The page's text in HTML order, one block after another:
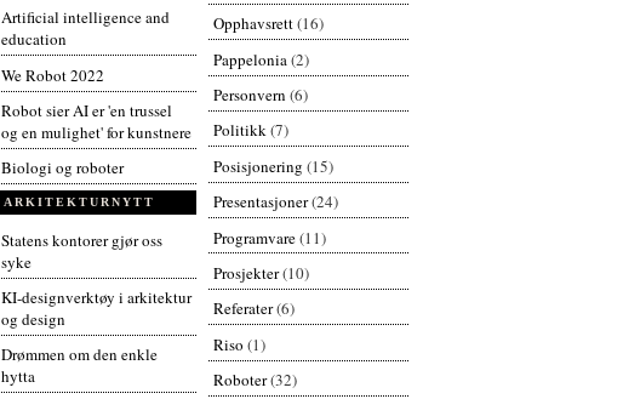
Artificial intelligence and
education
We Robot 2022
Robot sier AI er 'en trussel
og en mulighet' for kunstnere
Biologi og roboter
ARKITEKTURNYTT
Statens kontorer gjør oss
syke
KI-designverktøy i arkitektur
og design
Drømmen om den enkle
hytta
Opphavsrett(16)
Pappelonia(2)
Personvern (6)
Politikk(7)
Posisjonering (15)
Presentasjoner(24)
Programvare(11)
Prosjekter(10)
Referater(6)
Riso (1)
Roboter(32)